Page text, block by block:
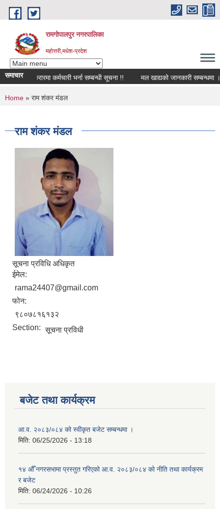
Skip to main content
रामगोपालपुर नगरपालिका
महोत्तरी,मधेश-प्रदेश
समाचार करारमा कर्मचारी भर्ना सम्बन्धी सूचना !! मल खाद्यको जानकारी सम्बन्धमा ।
You are here
Home » राम शंकर मंडल
राम शंकर मंडल
सूचना प्रविधि अधिकृत
ईमेल:
rama24407@gmail.com
फोन:
९८०७८१६१३२
Section: सूचना प्रविधी
बजेट तथा कार्यक्रम
आ.व. २०८३/०८४ को स्वीकृत बजेट सम्बन्धमा ।
मिति: 06/25/2026 - 13:18
१४ औँ नगरसभामा प्रस्तुत गरिएको आ.व. २०८३/०८४ को नीति तथा कार्यक्रम
र बजेट
मिति: 06/24/2026 - 10:26